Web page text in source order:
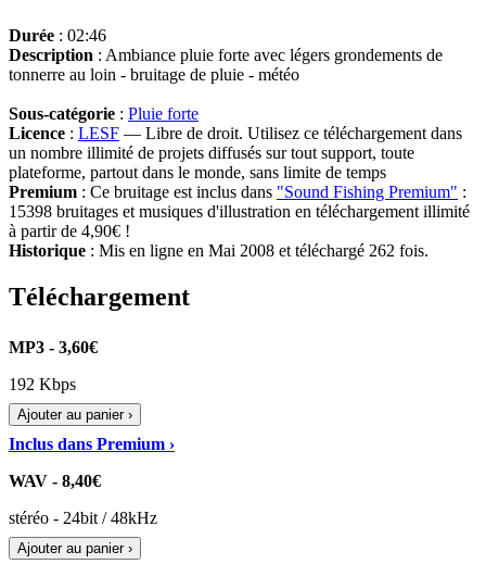
Durée : 02:46
Description : Ambiance pluie forte avec légers grondements de
tonnerre au loin - bruitage de pluie - météo
Sous-catégorie : Pluie forte
Licence : LESF — Libre de droit. Utilisez ce téléchargement dans
un nombre illimité de projets diffusés sur tout support, toute
plateforme, partout dans le monde, sans limite de temps
Premium : Ce bruitage est inclus dans "Sound Fishing Premium" :
15398 bruitages et musiques d'illustration en téléchargement illimité
à partir de 4,90€ !
Historique : Mis en ligne en Mai 2008 et téléchargé 262 fois.
Téléchargement
MP3 - 3,60€
192 Kbps
Ajouter au panier ›
Inclus dans Premium ›
WAV - 8,40€
stéréo - 24bit / 48kHz
Ajouter au panier ›